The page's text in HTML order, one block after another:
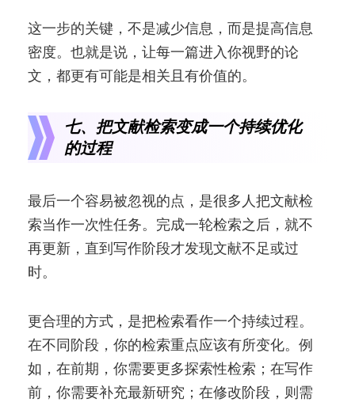
这一步的关键，不是减少信息，而是提高信息
密度。也就是说，让每一篇进入你视野的论
文，都更有可能是相关且有价值的。
七、把文献检索变成一个持续优化
的过程
最后一个容易被忽视的点，是很多人把文献检
索当作一次性任务。完成一轮检索之后，就不
再更新，直到写作阶段才发现文献不足或过
时。
更合理的方式，是把检索看作一个持续过程。
在不同阶段，你的检索重点应该有所变化。例
如，在前期，你需要更多探索性检索；在写作
前，你需要补充最新研究；在修改阶段，则需